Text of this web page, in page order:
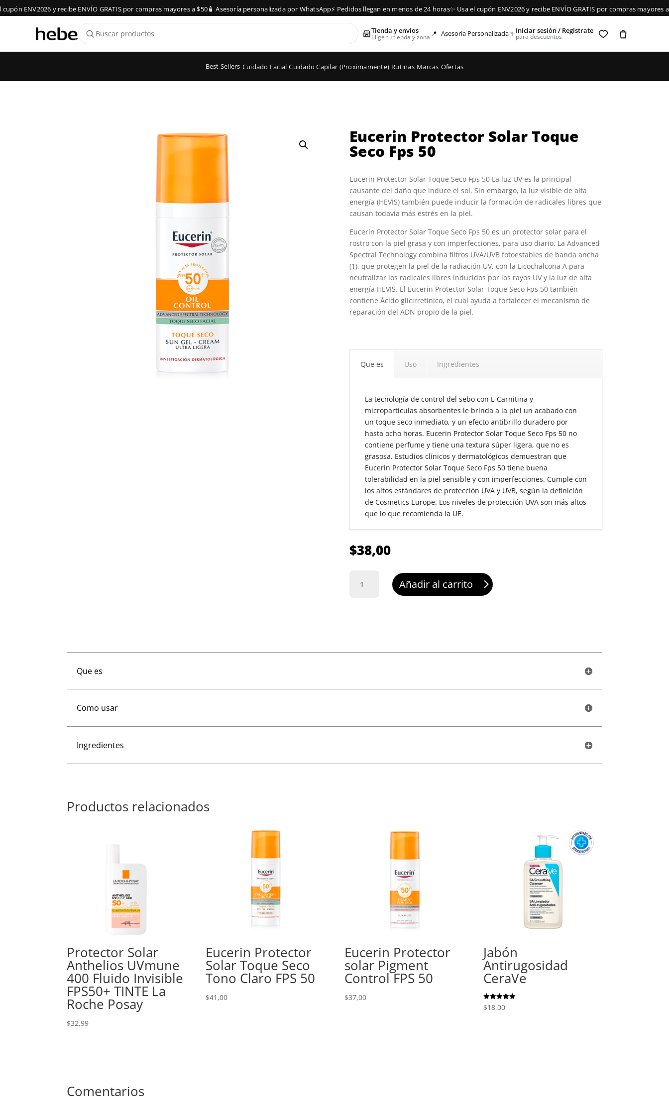
ENV2026 y recibe ENVÍO GRATIS por compras mayores a $50🧴 Asesoría personalizada por WhatsApp⚡ Pedidos llegan en menos de 24 horas✨ Usa el cupón ENV2026 y recibe ENVÍO GRATIS por compras mayores a
Tienda y envíos
Elige tu tienda y zona📍 Asesoría Personalizada ✨Iniciar sesión / Regístrate
para descuentos
Best Sellers Cuidado Facial Cuidado Capilar (Proximamente) Rutinas Marcas Ofertas
Eucerin Protector Solar Toque
Seco Fps 50
Eucerin Protector Solar Toque Seco Fps 50 La luz UV es la principal
causante del daño que induce el sol. Sin embargo, la luz visible de alta
energía (HEVIS) también puede inducir la formación de radicales libres que
causan todavía más estrés en la piel.
Eucerin Protector Solar Toque Seco Fps 50 es un protector solar para el
rostro con la piel grasa y con imperfecciones, para uso diario. La Advanced
Spectral Technology combina filtros UVA/UVB fotoestables de banda ancha
(1), que protegen la piel de la radiación UV, con la Licochalcona A para
neutralizar los radicales libres inducidos por los rayos UV y la luz de alta
energía HEVIS. El Eucerin Protector Solar Toque Seco Fps 50 también
contiene Ácido glicirretínico, el cual ayuda a fortalecer el mecanismo de
reparación del ADN propio de la piel.
Que es Uso Ingredientes
La tecnología de control del sebo con L-Carnitina y
micropartículas absorbentes le brinda a la piel un acabado con
un toque seco inmediato, y un efecto antibrillo duradero por
hasta ocho horas. Eucerin Protector Solar Toque Seco Fps 50 no
contiene perfume y tiene una textura súper ligera, que no es
grasosa. Estudios clínicos y dermatológicos demuestran que
Eucerin Protector Solar Toque Seco Fps 50 tiene buena
tolerabilidad en la piel sensible y con imperfecciones. Cumple con
los altos estándares de protección UVA y UVB, según la definición
de Cosmetics Europe. Los niveles de protección UVA son más altos
que lo que recomienda la UE.
$38,00
Protector
Añadir al carrito
Que es
Como usar
Ingredientes
Productos relacionados
Protector Solar
Anthelios UVmune
400 Fluido Invisible
FPS50+ TINTE La
Roche Posay
$32,99
Eucerin Protector
Solar Toque Seco
Tono Claro FPS 50
$41,00
Eucerin Protector
solar Pigment
Control FPS 50
$37,00
Jabón
Antirugosidad
CeraVe
Valorado
con
$18,00
Comentarios